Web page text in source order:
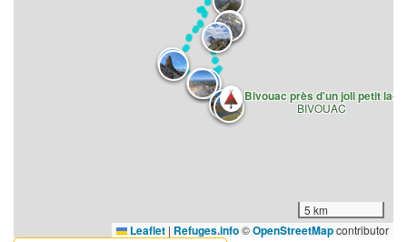
Bivouac près d'un joli petit lac
BIVOUAC
5 km
Leaflet | Refuges.info©OpenStreetMapcontributor